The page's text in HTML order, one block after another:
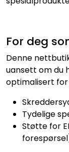
For deg
Denne
uansett om du
optimalisert for
Tydelige
Støtte for